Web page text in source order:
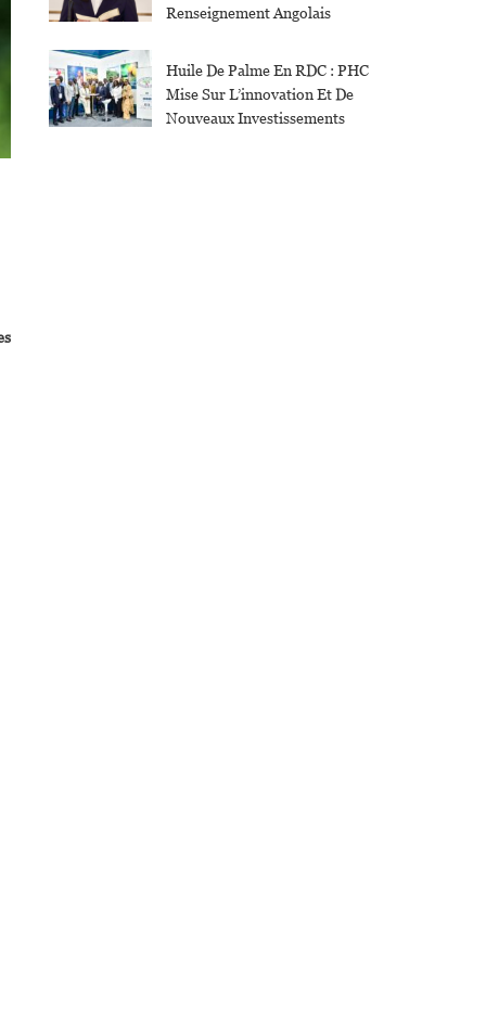
Renseignement Angolais
Huile De Palme En RDC : PHC
Mise Sur L’innovation Et De
Nouveaux Investissements